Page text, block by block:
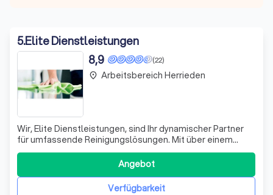
5.Elite Dienstleistungen
(22)
8,9
Wir, Elite Dienstleistungen, sind Ihr dynamischer Partner
für umfassende Reinigungslösungen. Mit über einem
Jahrzehnt Erfahrung und einer ISO 9001 Zertifizierung
garantieren wir Ihnen höchste Standards in Sauberkeit und
Hygiene. Unser Ansatz ist es, nicht nur gründlich zu
reinigen, sondern auch dieVerfügbarkeit
Angebot
place Arbeitsbereich Herrieden